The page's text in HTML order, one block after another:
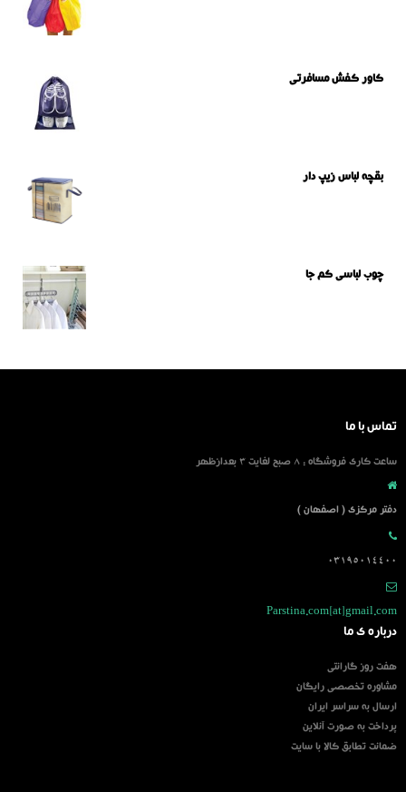
کاور کفش مسافرتی
بقچه لباس زیپ دار
چوب لباسی کم جا
تماس با ما
ساعت کاری فروشگاه : 8 صبح لغایت 3 بعدازظهر
دفتر مرکزی ( اصفهان )
03195014400
Parstina.com[at]gmail.com
درباره ی ما
هفت روز گارانتی
مشاوره تخصصی رایگان
ارسال به سراسر ایران
پرداخت به صورت آنلاین
ضمانت تطابق کالا با سایت